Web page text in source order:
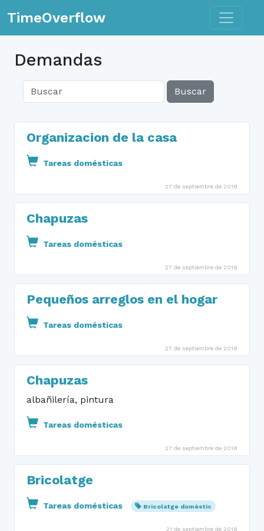
TimeOverflow Toggle
Demandas
Buscar
Organizacion de la casa
Tareas domésticas
27 de septiembre de 2018
Chapuzas
Tareas domésticas
27 de septiembre de 2018
Pequeños arreglos en el hogar
Tareas domésticas
27 de septiembre de 2018
Chapuzas
albañilería, pintura
Tareas domésticas
27 de septiembre de 2018
Bricolatge
Tareas domésticas Bricolatge domèstic
21 de septiembre de 2018